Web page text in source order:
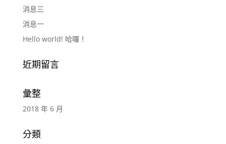
消息三
消息一
Hello world! 哈囉！
近期留言
彙整
2018 年 6 月
分類